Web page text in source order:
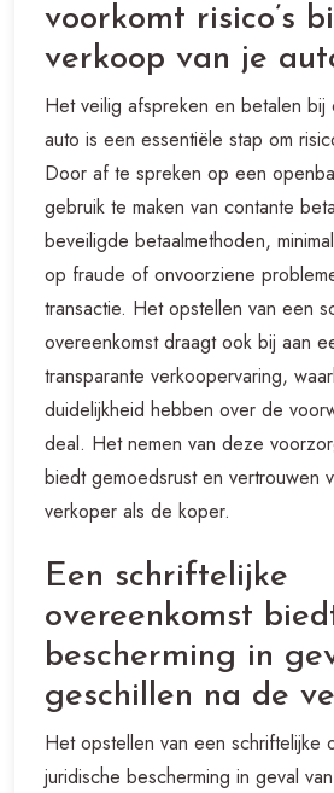
voorkomt risico’s
verkoop van je
Het veilig afspreken en betalen
auto is een essentiële stap om
Door af te spreken op een
gebruik te maken van contante
beveiligde betaalmethoden,
op fraude of onvoorziene
transactie. Het opstellen van een
overeenkomst draagt ook bij aan
transparante verkoopervaring,
duidelijkheid hebben over de
deal. Het nemen van deze
biedt gemoedsrust en vertrouwen
verkoper als de koper.
Een schriftelijke
overeenkomst
bescherming in
geschillen na de
Het opstellen van een schriftelijke
juridische bescherming in geval